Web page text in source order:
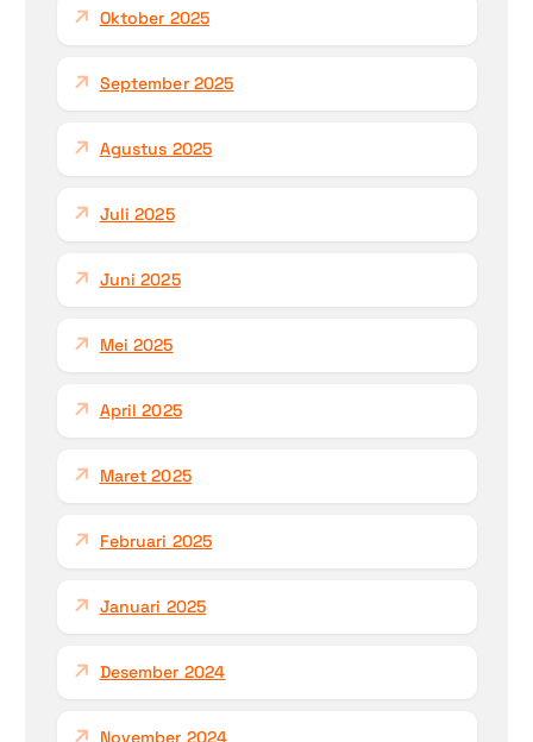
Oktober 2025
September 2025
Agustus 2025
Juli 2025
Juni 2025
Mei 2025
April 2025
Maret 2025
Februari 2025
Januari 2025
Desember 2024
November 2024